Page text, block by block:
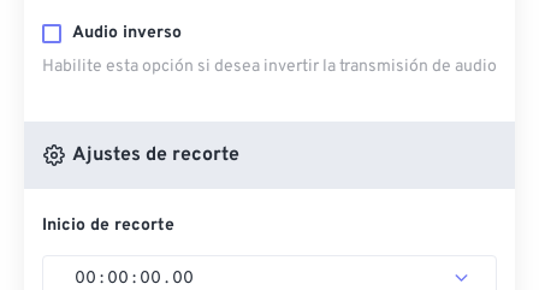
Audio inverso
Habilite esta opción si desea invertir la transmisión de audio
Ajustes de recorte
Inicio de recorte
00 : 00 : 00 . 00